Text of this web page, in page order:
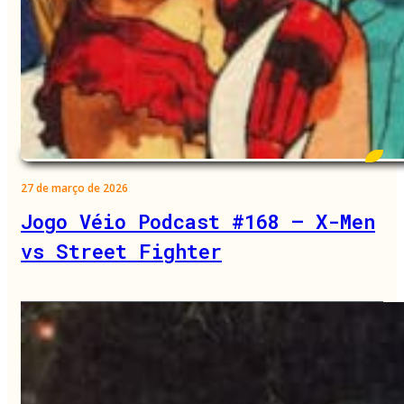
27 de março de 2026
Jogo Véio Podcast #168 – X-Men
vs Street Fighter